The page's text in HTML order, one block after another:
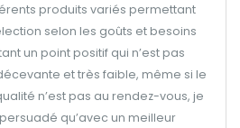
produits variés permettant
selon les goûts et besoins
un point positif qui n’est pas
et très faible, même si le
n’est pas au rendez-vous, je
qu’avec un meilleur